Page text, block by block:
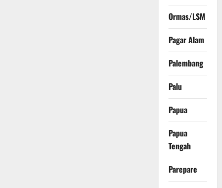
Ormas/LSM
Pagar Alam
Palembang
Palu
Papua
Papua
Tengah
Parepare